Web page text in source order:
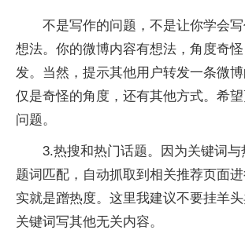
不是写作的问题，不是让你学会
想法。你的微博内容有想法，角度奇
发。当然，提示其他用户转发一条微
仅是奇怪的角度，还有其他方式。希
问题。
3.热搜和热门话题。因为关键词
题词匹配，自动抓取到相关推荐页面
实就是蹭热度。这里我建议不要挂羊
关键词写其他无关内容。